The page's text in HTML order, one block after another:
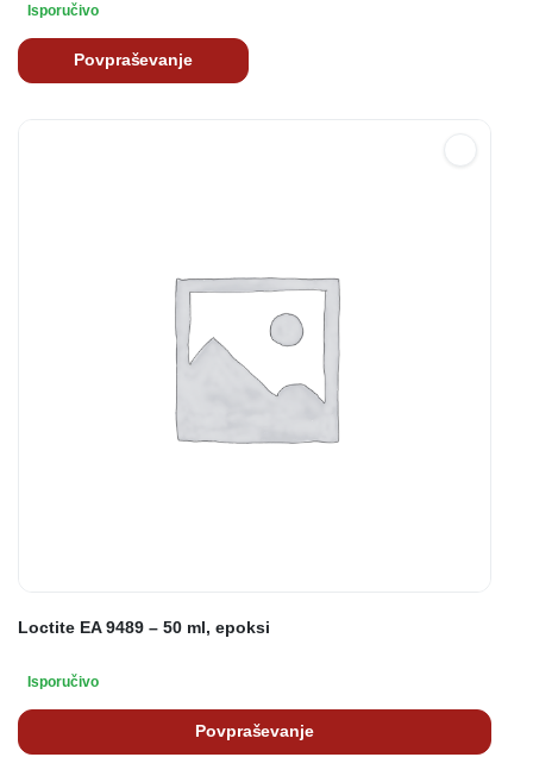
Isporučivo
Povpraševanje
Loctite EA 9489 – 50 ml, epoksi
Isporučivo
Povpraševanje